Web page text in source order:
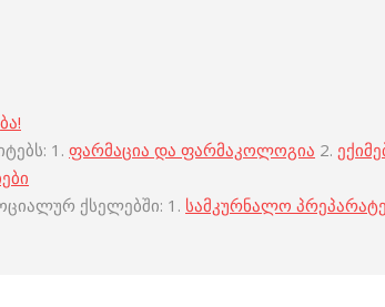
1. ფარმაცია და ფარმაკოლოგია 2.
ქსელებში: 1. სამკურნალო